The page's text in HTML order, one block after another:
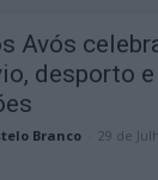
Avós
desporto
Branco 29 de